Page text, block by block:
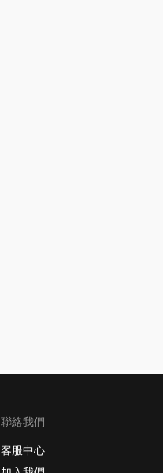
聯絡我們
客服中心